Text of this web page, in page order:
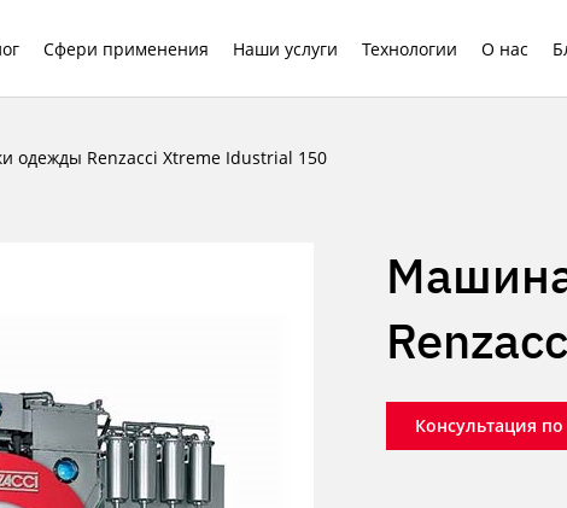
Сфери применения Наши услуги Технологии О нас
одежды Renzacci Xtreme Idustrial 150
Консультация